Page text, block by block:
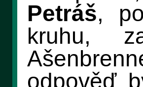
Petráš,
kruhu,
odpověď